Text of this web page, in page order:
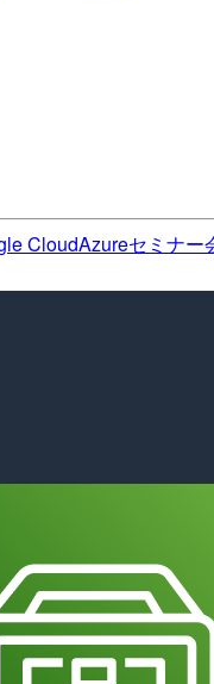
CloudAzureセミナー